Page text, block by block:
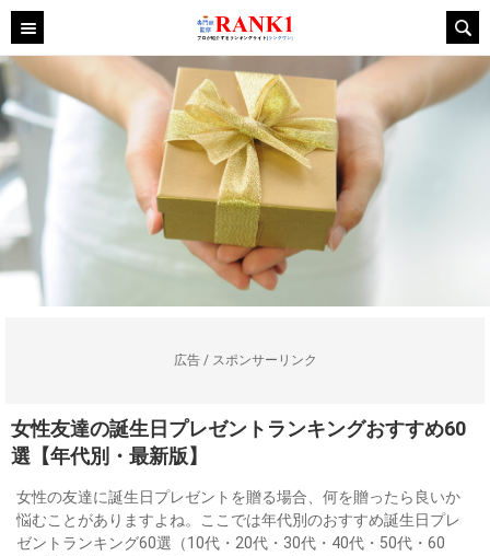
広告 / スポンサーリンク
女性友達の誕生日プレゼントランキングおすすめ60
選【年代別・最新版】
女性の友達に誕生日プレゼントを贈る場合、何を贈ったら良いか
悩むことがありますよね。ここでは年代別のおすすめ誕生日プレ
ゼントランキング60選（10代・20代・30代・40代・50代・60